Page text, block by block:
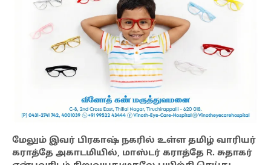
மேலும் இவர் பிரகாஷ் நகரில் உள்ள தமிழ் வாரியர்
கராத்தே அகாடமியில், மாஸ்டர் கராத்தே R. சுதாகர்